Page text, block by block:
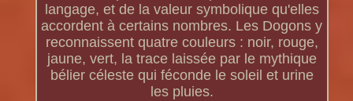
langage, et de la valeur symbolique qu'elles
accordent à certains nombres. Les Dogons y
reconnaissent quatre couleurs : noir, rouge,
jaune, vert, la trace laissée par le mythique
bélier céleste qui féconde le soleil et urine
les pluies.